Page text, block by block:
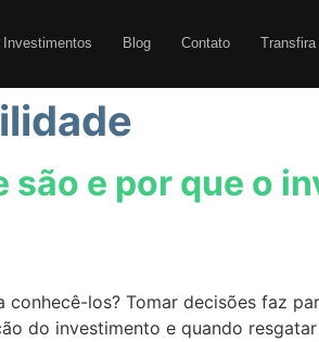
Investimentos Blog Contato
e por que o
los? Tomar decisões faz
do investimento e quando